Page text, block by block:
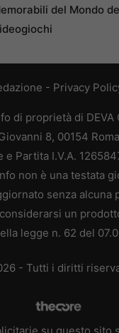
del Mondo
- Privacy
di proprietà di DEVA
8, 00154
e Partita I.V.A.
non è una testata
senza alcuna
un
legge n. 62 del
- Tutti i diritti